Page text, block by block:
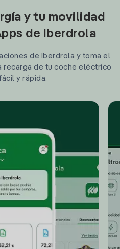
y tu movilidad
de Iberdrola
de Iberdrola y toma el
recarga de tu coche eléctrico
y rápida.